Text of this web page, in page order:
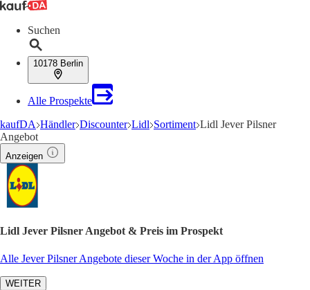
Suchen
10178 Berlin
Alle Prospekte
kaufDA Händler Discounter Lidl Sortiment Lidl Jever Pilsner
Angebot
Anzeigen
Lidl Jever Pilsner Angebot & Preis im Prospekt
Alle Jever Pilsner Angebote dieser Woche in der App öffnen
WEITER